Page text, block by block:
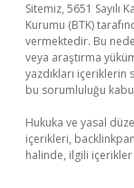
Sitemiz, 5651 Sayılı
Kurumu (BTK)
vermektedir. Bu
veya araştırma
yazdıkları
bu sorumluluğu
Hukuka ve yasal
içerikleri,
halinde, ilgili içerikler